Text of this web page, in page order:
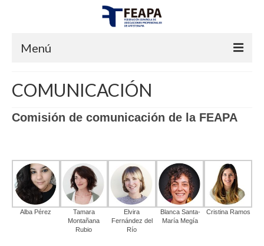
Menú
CERTIFICACIONES
ESTATUTOS
¿QUÉ ENTENDEMOS POR ARTETERAPIA?
COMUNICACIÓN
Comisión de comunicación de la FEAPA
Alba Pérez
Tamara
Montañana
Rubio
Elvira
Fernández del
Río
Blanca Santa-
María Megía
Cristina Ramos